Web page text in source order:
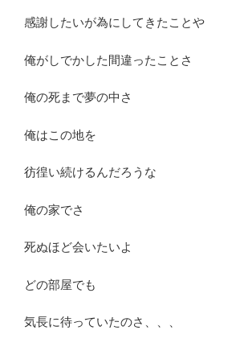
感謝したいが為にしてきたことや
俺がしでかした間違ったことさ
俺の死まで夢の中さ
俺はこの地を
彷徨い続けるんだろうな
俺の家でさ
死ぬほど会いたいよ
どの部屋でも
気長に待っていたのさ、、、